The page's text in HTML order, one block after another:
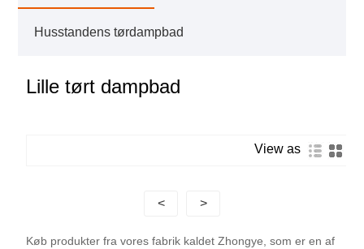
Husstandens tørdampbad
Lille tørt dampbad
View as
< >
Køb produkter fra vores fabrik kaldet Zhongye, som er en af